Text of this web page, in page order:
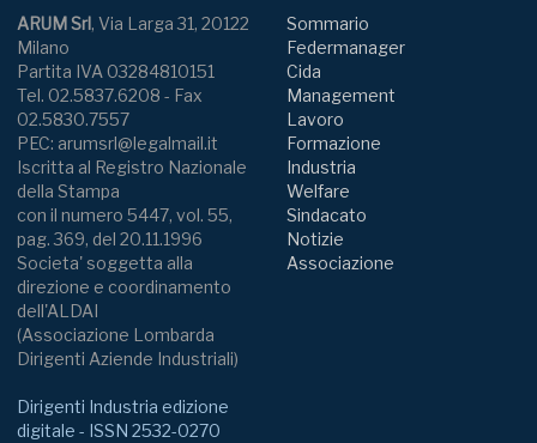
ARUM Srl, Via Larga 31, 20122
Milano
Partita IVA 03284810151
Tel. 02.5837.6208 - Fax
02.5830.7557
PEC: arumsrl@legalmail.it
Iscritta al Registro Nazionale
della Stampa
con il numero 5447, vol. 55,
pag. 369, del 20.11.1996
Societa' soggetta alla
direzione e coordinamento
dell'ALDAI
(Associazione Lombarda
Dirigenti Aziende Industriali)
Dirigenti Industria edizione
digitale - ISSN 2532-0270
Sommario
Federmanager
Cida
Management
Lavoro
Formazione
Industria
Welfare
Sindacato
Notizie
Associazione